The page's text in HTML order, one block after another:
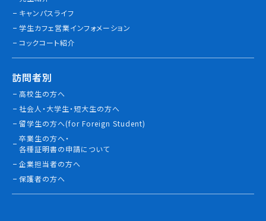
お問い合わせ
キャンパスライフ
学生カフェ営業インフォメーション
コックコート紹介
訪問者別
高校生の方へ
社会人・大学生・短大生の方へ
留学生の方へ(for Foreign Student)
卒業生の方へ・
各種証明書の申請について
企業担当者の方へ
保護者の方へ